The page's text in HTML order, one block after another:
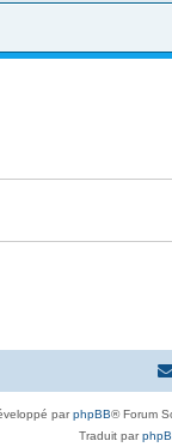
parphpBB® Forum
Traduit par